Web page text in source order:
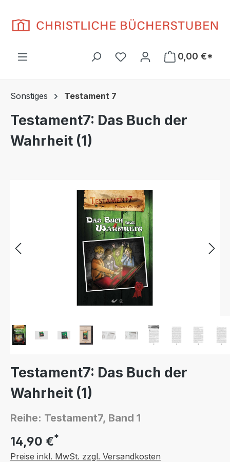
Du hast 0 Produkte auf
0,00 €*
Sonstiges Testament 7
Testament7: Das Buch der
Wahrheit (1)
Testament7: Das Buch der
Wahrheit (1)
Reihe: Testament7, Band 1
14,90 €*
Preise inkl. MwSt. zzgl. Versandkosten